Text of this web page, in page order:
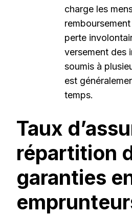
charge les
perte
versement des
soumis à
est
temps.
Taux
répartition
garanties